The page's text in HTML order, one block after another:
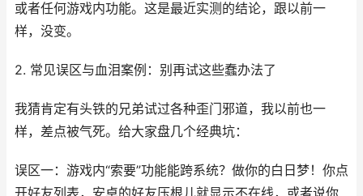
或者任何游戏内功能。这是最近实测的结论，跟以前一
样，没变。
2. 常见误区与血泪案例：别再试这些蠢办法了
我猜肯定有头铁的兄弟试过各种歪门邪道，我以前也一
样，差点被气死。给大家盘几个经典坑：
误区一：游戏内“索要”功能能跨系统？做你的白日梦！你点